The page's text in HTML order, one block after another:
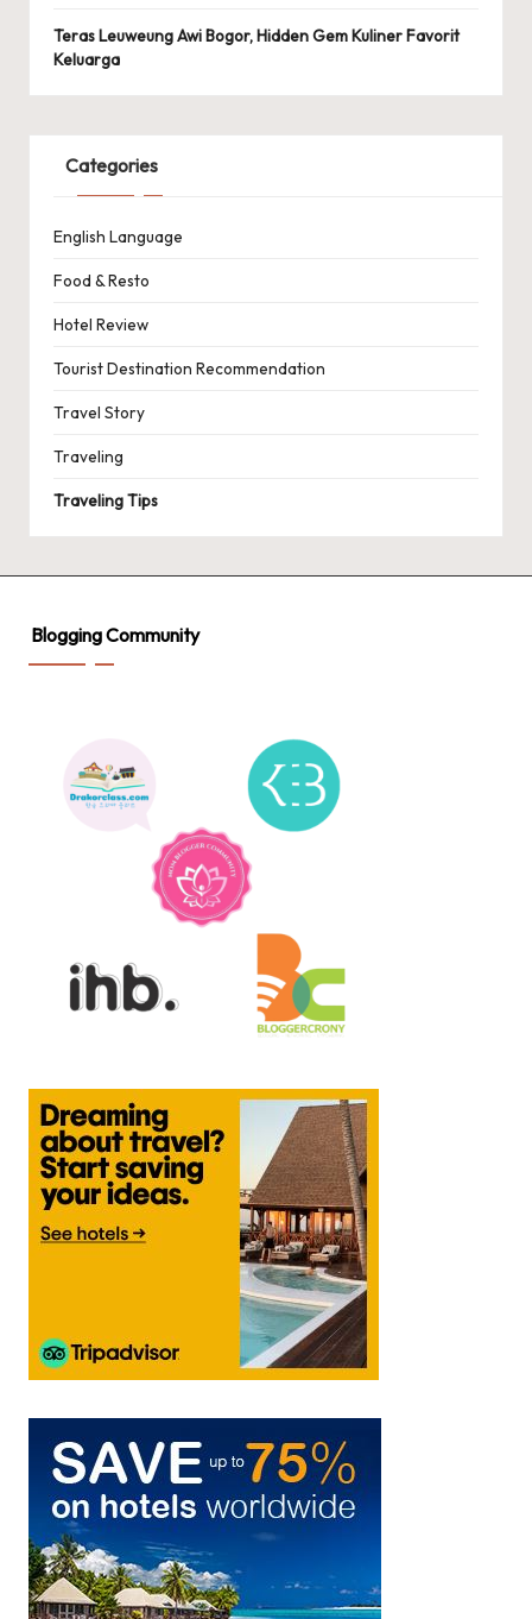
Teras Leuweung Awi Bogor, Hidden Gem Kuliner Favorit
Keluarga
Categories
English Language
Food & Resto
Hotel Review
Tourist Destination Recommendation
Travel Story
Traveling
Traveling Tips
Blogging Community